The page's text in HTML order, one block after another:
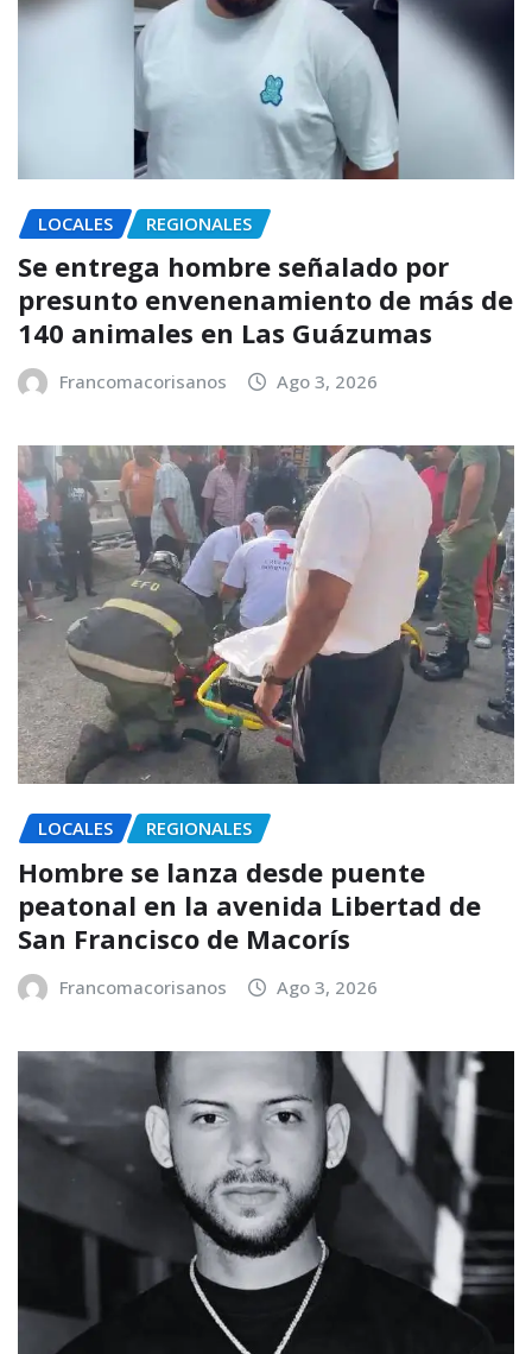
LOCALES REGIONALES
Se entrega hombre señalado por
presunto envenenamiento de más de
140 animales en Las Guázumas
Francomacorisanos Ago 3, 2026
LOCALES REGIONALES
Hombre se lanza desde puente
peatonal en la avenida Libertad de
San Francisco de Macorís
Francomacorisanos Ago 3, 2026